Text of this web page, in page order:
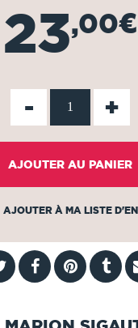
23,00€
- +
AJOUTER AU PANIER
AJOUTER À MA LISTE